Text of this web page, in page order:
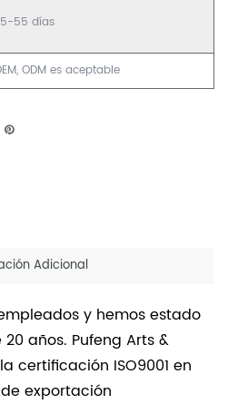
55 días
ODM es aceptable
Adicional
y hemos estado
años. Pufeng Arts &
certificación ISO9001 en
exportación